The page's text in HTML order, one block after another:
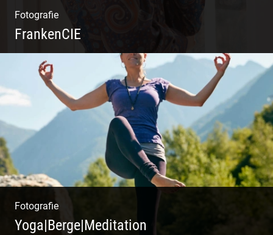
Fotografie
FrankenCIE
Fotografie
Yoga|Berge|Meditation